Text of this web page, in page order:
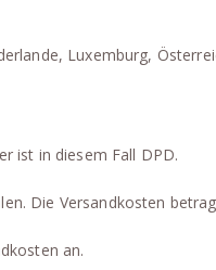
Luxemburg,
ist in diesem Fall DPD.
Die Versandkosten
an.